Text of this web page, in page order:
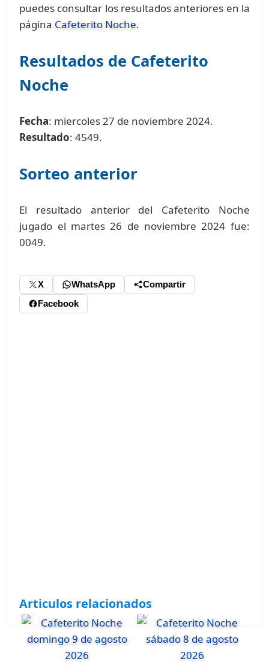
puedes consultar los resultados anteriores en la
página Cafeterito Noche.
Resultados de Cafeterito
Noche
Fecha: miercoles 27 de noviembre 2024.
Resultado: 4549.
Sorteo anterior
El resultado anterior del Cafeterito Noche
jugado el martes 26 de noviembre 2024 fue:
0049.
X WhatsApp
Compartir
Facebook
Articulos relacionados